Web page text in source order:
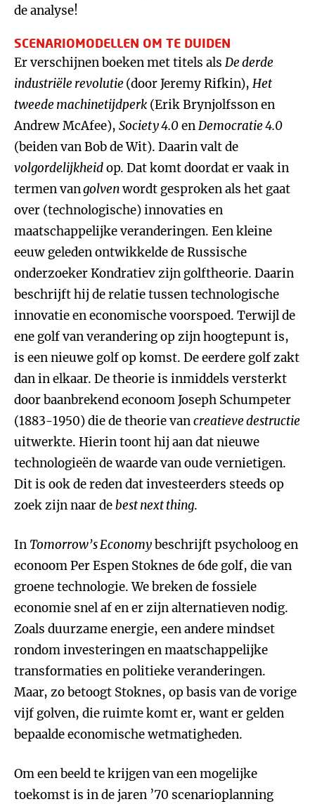
de analyse!
SCENARIOMODELLEN OM TE DUIDEN
Er verschijnen boeken met titels als De derde
industriële revolutie (door Jeremy Rifkin), Het
tweede machinetijdperk (Erik Brynjolfsson en
Andrew McAfee), Society 4.0enDemocratie 4.0
(beiden van Bob de Wit). Daarin valt de
volgordelijkheidop. Dat komt doordat er vaak in
termen vangolvenwordt gesproken als het gaat
over (technologische) innovaties en
maatschappelijke veranderingen. Een kleine
eeuw geleden ontwikkelde de Russische
onderzoeker Kondratiev zijn golftheorie. Daarin
beschrijft hij de relatie tussen technologische
innovatie en economische voorspoed. Terwijl de
ene golf van verandering op zijn hoogtepunt is,
is een nieuwe golf op komst. De eerdere golf zakt
dan in elkaar. De theorie is inmiddels versterkt
door baanbrekend econoom Joseph Schumpeter
(1883-1950) die de theorie vancreatieve destructie
uitwerkte. Hierin toont hij aan dat nieuwe
technologieën de waarde van oude vernietigen.
Dit is ook de reden dat investeerders steeds op
zoek zijn naar debest next thing.
In Tomorrow’s Economybeschrijft psycholoog en
econoom Per Espen Stoknes de 6de golf, die van
groene technologie. We breken de fossiele
economie snel af en er zijn alternatieven nodig.
Zoals duurzame energie, een andere mindset
rondom investeringen en maatschappelijke
transformaties en politieke veranderingen.
Maar, zo betoogt Stoknes, op basis van de vorige
vijf golven, die ruimte komt er, want er gelden
bepaalde economische wetmatigheden.
Om een beeld te krijgen van een mogelijke
toekomst is in de jaren ’70 scenarioplanning